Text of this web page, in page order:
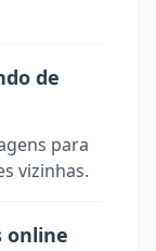
de
para
vizinhas.
online